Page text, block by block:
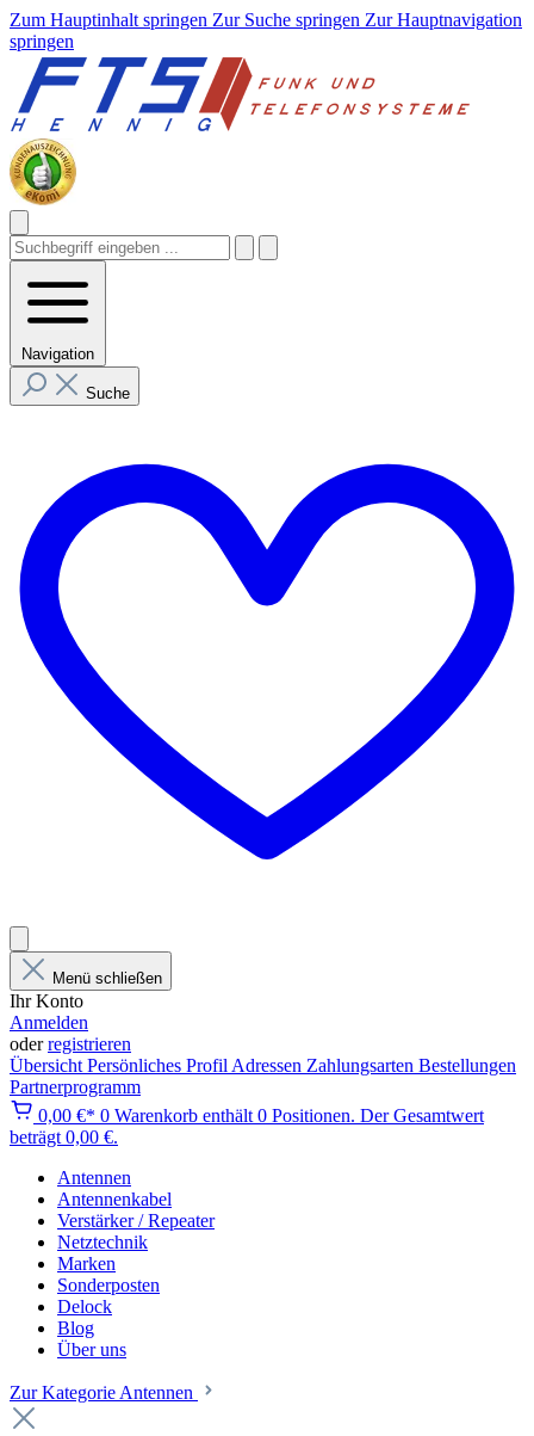
Zum Hauptinhalt springen Zur Suche springen Zur Hauptnavigation
springen
Navigation
Suche
Menü schließen
Ihr Konto
Anmelden
oderregistrieren
Übersicht Persönliches Profil Adressen Zahlungsarten Bestellungen
Partnerprogramm
0,00 €* 0 Warenkorb enthält 0 Positionen. Der Gesamtwert
beträgt 0,00 €.
Antennen
Antennenkabel
Verstärker / Repeater
Netztechnik
Marken
Sonderposten
Delock
Blog
Über uns
Zur Kategorie Antennen